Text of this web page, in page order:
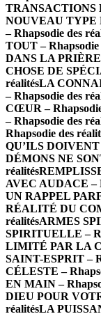
TRANSACTIONS
NOUVEAU TYPE
– Rhapsodie des
TOUT – Rhapsodie
DANS LA PRIÈRE
CHOSE DE
réalitésLA
– Rhapsodie des
CŒUR –
– Rhapsodie des
Rhapsodie des
QU’ILS DOIVENT
DÉMONS NE
réalités
AVEC AUDACE –
UN RAPPEL
RÉALITÉ DU
réalitésARMES
SPIRITUELLE –
LIMITÉ PAR LA
SAINT-ESPRIT –
CÉLESTE –
EN MAIN –
DIEU POUR
réalitésLA